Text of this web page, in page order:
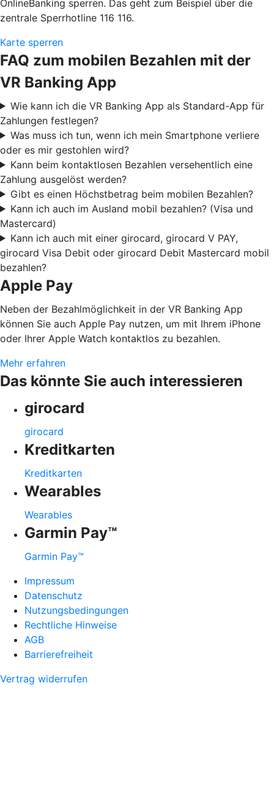
OnlineBanking sperren. Das geht zum Beispiel über die
zentrale Sperrhotline 116 116.
Karte sperren
FAQ zum mobilen Bezahlen mit der
VR Banking App
Wie kann ich die VR Banking App als Standard-App für
Zahlungen festlegen?
Was muss ich tun, wenn ich mein Smartphone verliere
oder es mir gestohlen wird?
Kann beim kontaktlosen Bezahlen versehentlich eine
Zahlung ausgelöst werden?
Gibt es einen Höchstbetrag beim mobilen Bezahlen?
Kann ich auch im Ausland mobil bezahlen? (Visa und
Mastercard)
Kann ich auch mit einer girocard, girocard V PAY,
girocard Visa Debit oder girocard Debit Mastercard mobil
bezahlen?
Apple Pay
Neben der Bezahlmöglichkeit in der VR Banking App
können Sie auch Apple Pay nutzen, um mit Ihrem iPhone
oder Ihrer Apple Watch kontaktlos zu bezahlen.
Mehr erfahren
Das könnte Sie auch interessieren
girocard
girocard
Kreditkarten
Kreditkarten
Wearables
Wearables
Garmin Pay™
Garmin Pay™
Impressum
Datenschutz
Nutzungsbedingungen
Rechtliche Hinweise
AGB
Barrierefreiheit
Vertrag widerrufen